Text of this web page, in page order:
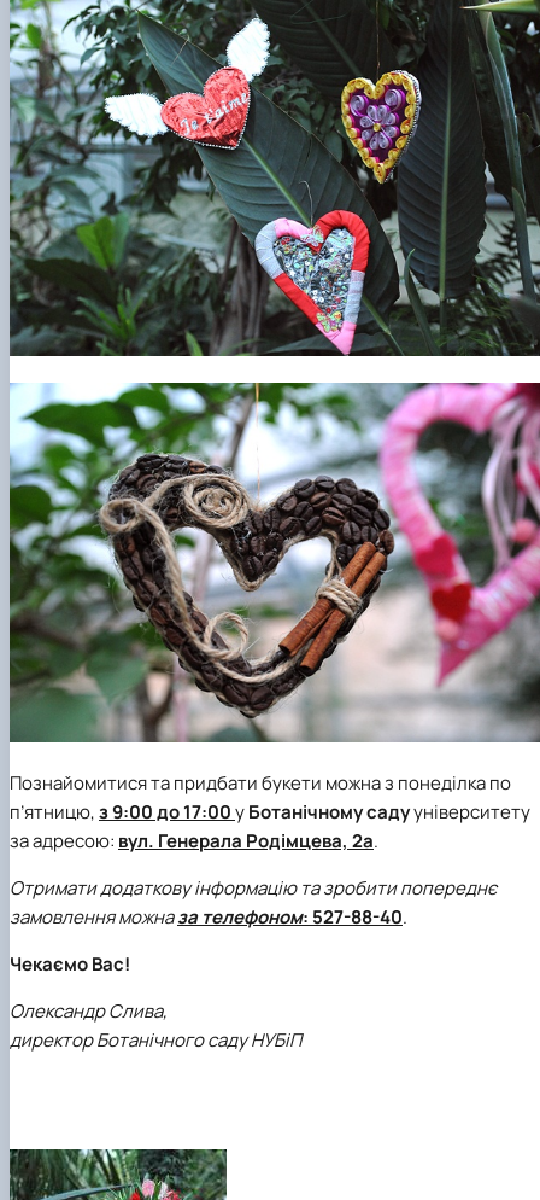
Познайомитися та придбати букети можна з понеділка по
п’ятницю,з 9:00 до 17:00уБотанічному садууніверситету
за адресою: вул. Генерала Родімцева, 2а.
Отримати додаткову інформацію та зробити попереднє
замовлення можназа телефоном: 527-88-40.
Чекаємо Вас!
Олександр Слива,
директор Ботанічного саду НУБіП